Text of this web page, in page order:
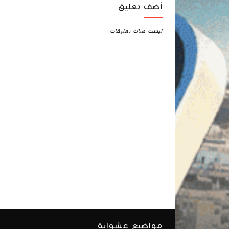
أضف تعليق
ليست هناك تعليقات
مواضيع عشواية